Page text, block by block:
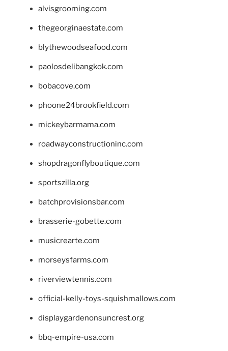
alvisgrooming.com
thegeorginaestate.com
blythewoodseafood.com
paolosdelibangkok.com
bobacove.com
phoone24brookfield.com
mickeybarmama.com
roadwayconstructioninc.com
shopdragonflyboutique.com
sportszilla.org
batchprovisionsbar.com
brasserie-gobette.com
musicrearte.com
morseysfarms.com
riverviewtennis.com
official-kelly-toys-squishmallows.com
displaygardenonsuncrest.org
bbq-empire-usa.com